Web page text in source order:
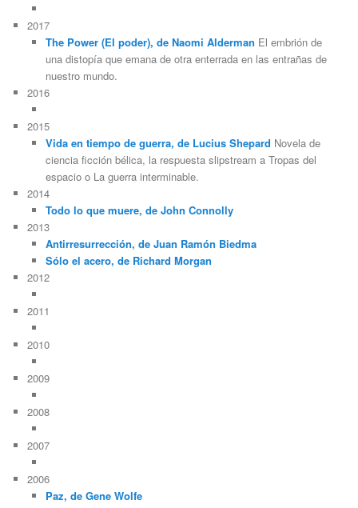
2017
The Power (El poder), de Naomi Alderman El embrión de
una distopía que emana de otra enterrada en las entrañas de
nuestro mundo.
2016
2015
Vida en tiempo de guerra, de Lucius Shepard Novela de
ciencia ficción bélica, la respuesta slipstream a Tropas del
espacio o La guerra interminable.
2014
Todo lo que muere, de John Connolly
2013
Antirresurrección, de Juan Ramón Biedma
Sólo el acero, de Richard Morgan
2012
2011
2010
2009
2008
2007
2006
Paz, de Gene Wolfe